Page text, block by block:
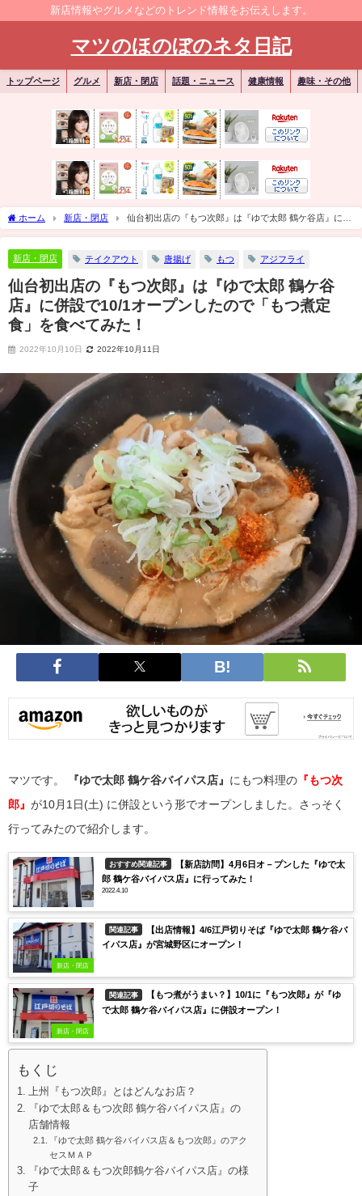
新店情報やグルメなどのトレンド情報をお伝えします。
マツのほのぼのネタ日記
トップページ グルメ 新店・閉店 話題・ニュース 健康情報 趣味・その他
ホーム 新店・閉店
仙台初出店の『もつ次郎』は『ゆで太郎 鶴ケ谷店』に併
設で10/1オープンしたので「もつ煮定食」を食べてみた！
新店・閉店 テイクアウト 唐揚げ もつ アジフライ
仙台初出店の『もつ次郎』は『ゆで太郎 鶴ケ谷
店』に併設で10/1オープンしたので「もつ煮定
食」を食べてみた！
2022年10月10日 2022年10月11日
マツです。 『ゆで太郎 鶴ケ谷バイパス店』 にもつ料理の 『もつ次
郎』 が10月1日(土) に併設という形でオープンしました。さっそく
行ってみたので紹介します。
おすすめ関連記事
【新店訪問】4月6日オ－プンした『ゆで太
郎 鶴ケ谷バイパス店』に行ってみた！
2022.4.10
新店・閉店
関連記事
【出店情報】4/6江戸切りそば『ゆで太郎 鶴ケ谷バ
イパス店』が宮城野区にオープン！
新店・閉店
関連記事
【もつ煮がうまい？】10/1に『もつ次郎』が『ゆ
で太郎 鶴ケ谷バイパス店』に併設オープン！
もくじ
上州『もつ次郎』とはどんなお店？
『ゆで太郎＆もつ次郎 鶴ケ谷バイパス店』の
店舗情報
『ゆで太郎 鶴ケ谷バイパス店＆もつ次郎』のアク
セスＭＡＰ
『ゆで太郎＆もつ次郎鶴ケ谷バイパス店』の様
子